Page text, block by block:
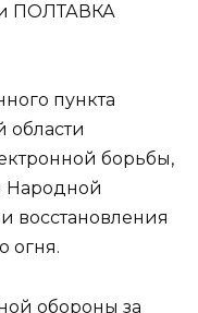
и ПОЛТАВКА
пункта
борьбы,
восстановления
огня.
обороны за